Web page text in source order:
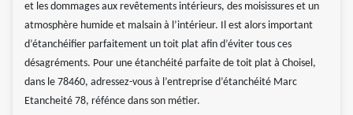
et les dommages aux revêtements intérieurs, des moisissures et un
atmosphère humide et malsain à l’intérieur. Il est alors important
d’étanchéifier parfaitement un toit plat afin d’éviter tous ces
désagréments. Pour une étanchéité parfaite de toit plat à Choisel,
dans le 78460, adressez-vous à l’entreprise d’étanchéité Marc
Etancheité 78, réfénce dans son métier.